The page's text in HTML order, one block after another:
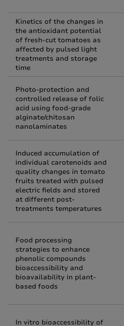
Kinetics of the changes in
the antioxidant potential
of fresh-cut tomatoes as
affected by pulsed light
treatments and storage
time
Photo-protection and
controlled release of folic
acid using food-grade
alginate/chitosan
nanolaminates
Induced accumulation of
individual carotenoids and
quality changes in tomato
fruits treated with pulsed
electric fields and stored
at different post-
treatments temperatures
Food processing
strategies to enhance
phenolic compounds
bioaccessibility and
bioavailability in plant-
based foods
In vitro bioaccessibility of